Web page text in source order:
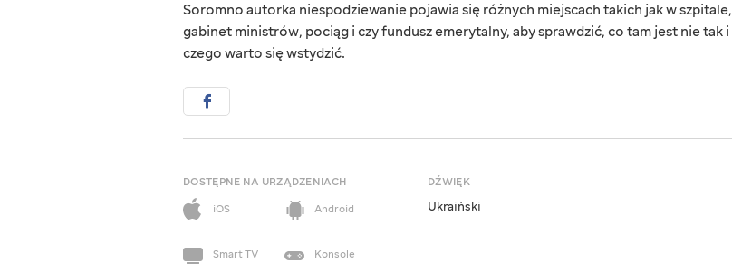
Soromno autorka niespodziewanie pojawia się różnych miejscach takich jak w szpitale,
gabinet ministrów, pociąg i czy fundusz emerytalny, aby sprawdzić, co tam jest nie tak i
czego warto się wstydzić.
DOSTĘPNE NA URZĄDZENIACH
iOS
Android
Smart TV Konsole
DŹWIĘK
Ukraiński